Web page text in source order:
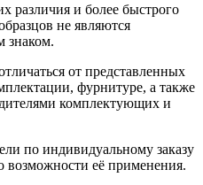
различия и более быстрого
не являются
знаком.
от представленных
фурнитуре, а также
комплектующих и
по индивидуальному заказу
возможности её применения.